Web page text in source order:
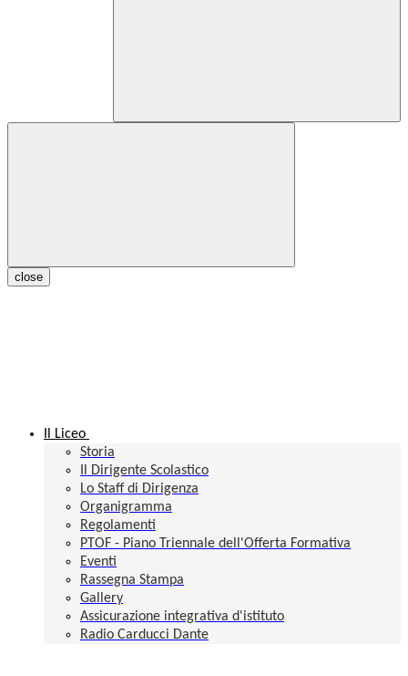
close
Il Liceo
Storia
Il Dirigente Scolastico
Lo Staff di Dirigenza
Organigramma
Regolamenti
PTOF - Piano Triennale dell'Offerta Formativa
Eventi
Rassegna Stampa
Gallery
Assicurazione integrativa d'istituto
Radio Carducci Dante